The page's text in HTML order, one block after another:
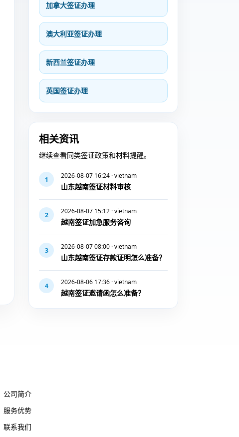
加拿大签证办理
澳大利亚签证办理
新西兰签证办理
英国签证办理
相关资讯
继续查看同类签证政策和材料提醒。
1 2026-08-07 16:24 · vietnam
山东越南签证材料审核
2 2026-08-07 15:12 · vietnam
越南签证加急服务咨询
3 2026-08-07 08:00 · vietnam
山东越南签证存款证明怎么准备？
4 2026-08-06 17:36 · vietnam
越南签证邀请函怎么准备？
公司简介
服务优势
联系我们